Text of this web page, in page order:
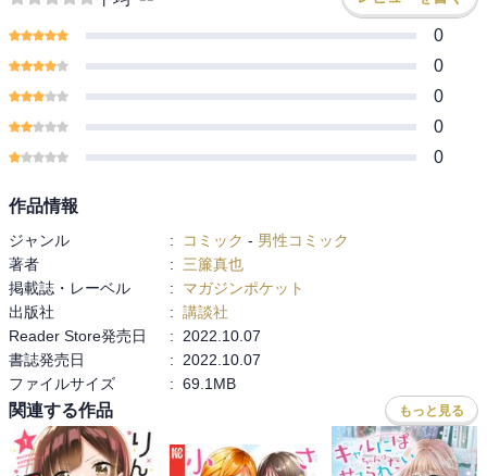
0
0
0
0
0
作品情報
ジャンル : コミック - 男性コミック
著者
:
三簾真也
掲載誌・レーベル
:
マガジンポケット
出版社
: 講談社
Reader Store発売日
:
2022.10.07
書誌発売日
:
2022.10.07
ファイルサイズ
: 69.1MB
関連する作品 もっと見る